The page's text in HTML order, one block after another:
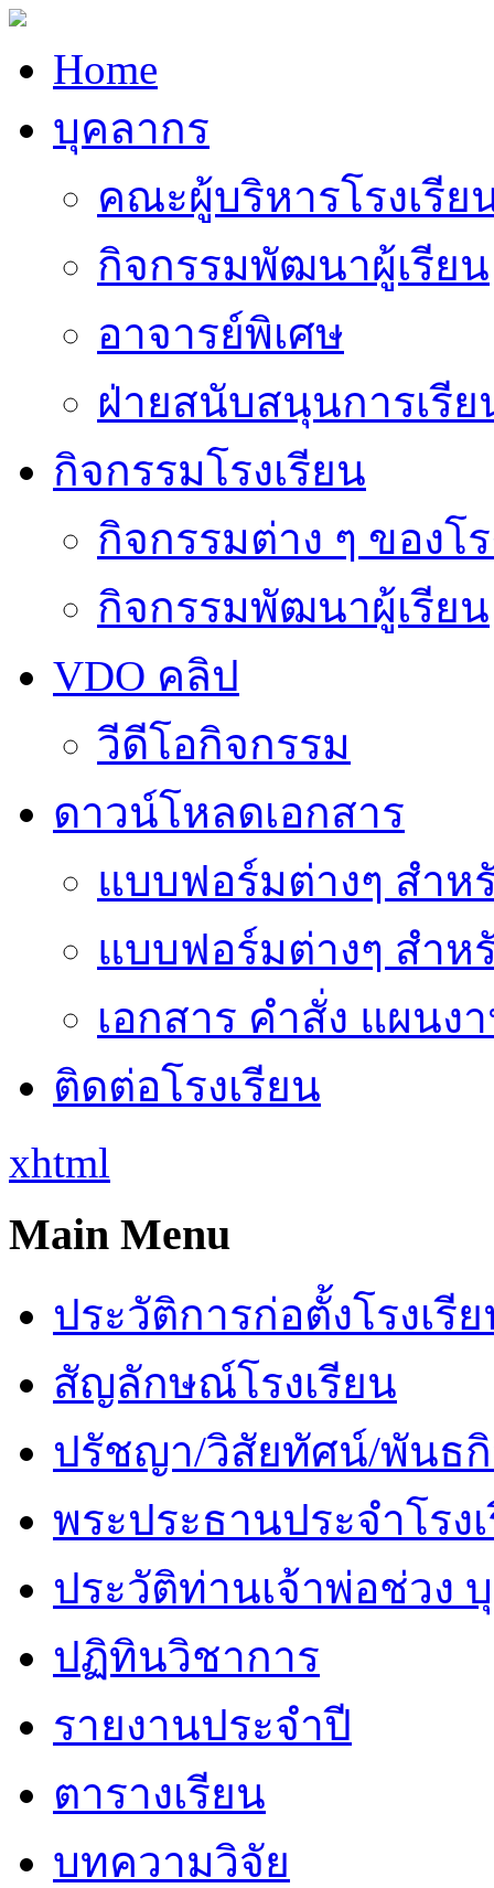
Home
บุคลากร
คณะผู้บริหารโรงเรีย
กิจกรรมพัฒนาผู้เรียน
อาจารย์พิเศษ
ฝ่ายสนับสนุนการเรี
กิจกรรมโรงเรียน
กิจกรรมต่าง ๆ ของโ
กิจกรรมพัฒนาผู้เรียน
VDO คลิป
วีดีโอกิจกรรม
ดาวน์โหลดเอกสาร
แบบฟอร์มต่างๆ สำห
แบบฟอร์มต่างๆ สำห
เอกสาร คำสั่ง แผนง
ติดต่อโรงเรียน
xhtml
Main Menu
ประวัติการก่อตั้งโรงเรี
สัญลักษณ์โรงเรียน
ปรัชญา/วิสัยทัศน์/พันธ
พระประธานประจำโรง
ประวัติท่านเจ้าพ่อช่วง
ปฏิทินวิชาการ
รายงานประจำปี
ตารางเรียน
บทความวิจัย